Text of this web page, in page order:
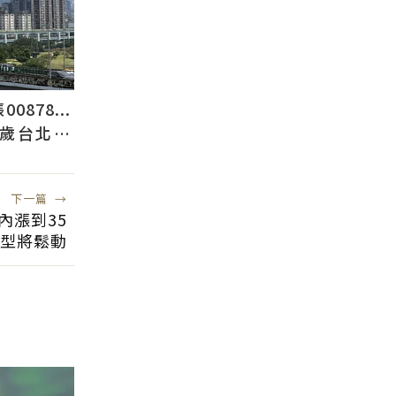
00878...
台北人
下一篇 →
漲到35
將鬆動